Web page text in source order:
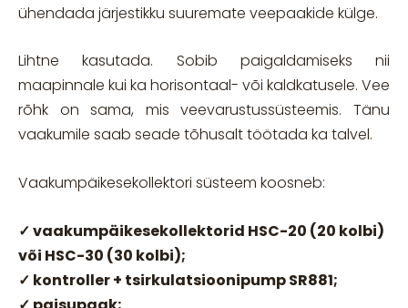
ühendada järjestikku suuremate veepaakide külge.
Lihtne kasutada. Sobib paigaldamiseks nii
maapinnale kui ka horisontaal- või kaldkatusele. Vee
rõhk on sama, mis veevarustussüsteemis. Tänu
vaakumile saab seade tõhusalt töötada ka talvel.
Vaakumpäikesekollektori süsteem koosneb:
✓ vaakumpäikesekollektorid HSC-20 (20 kolbi)
või HSC-30 (30 kolbi);
✓ kontroller + tsirkulatsioonipump SR881;